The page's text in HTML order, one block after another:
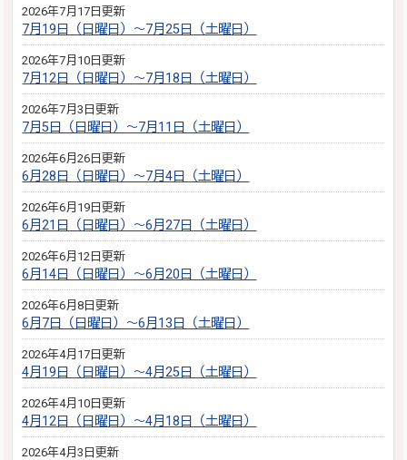
2026年7月17日更新
7月19日（日曜日）～7月25日（土曜日）
2026年7月10日更新
7月12日（日曜日）～7月18日（土曜日）
2026年7月3日更新
7月5日（日曜日）～7月11日（土曜日）
2026年6月26日更新
6月28日（日曜日）～7月4日（土曜日）
2026年6月19日更新
6月21日（日曜日）～6月27日（土曜日）
2026年6月12日更新
6月14日（日曜日）～6月20日（土曜日）
2026年6月8日更新
6月7日（日曜日）～6月13日（土曜日）
2026年4月17日更新
4月19日（日曜日）～4月25日（土曜日）
2026年4月10日更新
4月12日（日曜日）～4月18日（土曜日）
2026年4月3日更新